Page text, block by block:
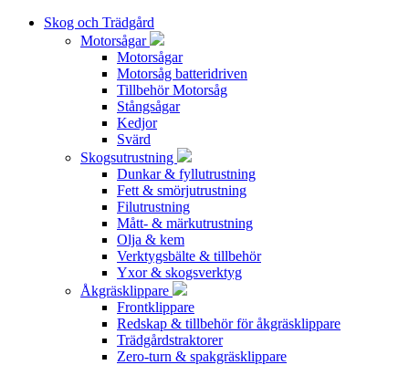
Skog och Trädgård
Motorsågar
Motorsågar
Motorsåg batteridriven
Tillbehör Motorsåg
Stångsågar
Kedjor
Svärd
Skogsutrustning
Dunkar & fyllutrustning
Fett & smörjutrustning
Filutrustning
Mått- & märkutrustning
Olja & kem
Verktygsbälte & tillbehör
Yxor & skogsverktyg
Åkgräsklippare
Frontklippare
Redskap & tillbehör för åkgräsklippare
Trädgårdstraktorer
Zero-turn & spakgräsklippare